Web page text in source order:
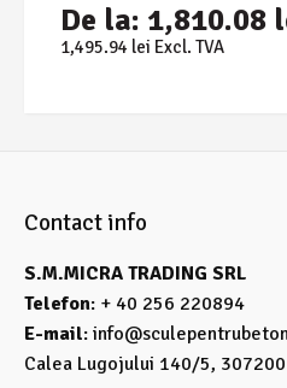
De la: 1,810.08
1,495.94 lei Excl. TVA
Contact info
S.M.MICRA TRADING SRL
Telefon: + 40 256 220894
E-mail:
Calea Lugojului 140/5,